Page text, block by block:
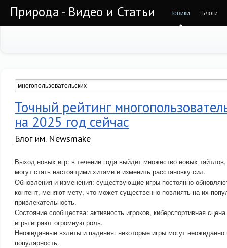
Природа - Видео и Статьи Топики Блоги
Точный рейтинг
на 2025 год сейчас
Блог им. Newsmake
Выход новых игр: в течение года выйдет множество новых
могут стать настоящими хитами и изменить расстановку сил.
Обновления и изменения: существующие игры постоянно
контент, меняют мету, что может существенно повлиять на их
привлекательность.
Состояние сообщества: активность игроков, киберспортивная
игры играют огромную роль.
Неожиданные взлёты и падения: некоторые игры могут неожиданно
популярность.